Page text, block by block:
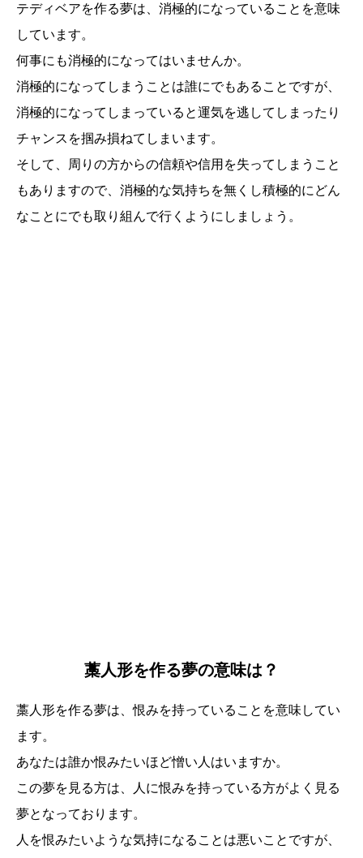
テディベアを作る夢は、消極的になっていることを意味
しています。
何事にも消極的になってはいませんか。
消極的になってしまうことは誰にでもあることですが、
消極的になってしまっていると運気を逃してしまったり
チャンスを掴み損ねてしまいます。
そして、周りの方からの信頼や信用を失ってしまうこと
もありますので、消極的な気持ちを無くし積極的にどん
なことにでも取り組んで行くようにしましょう。
藁人形を作る夢の意味は？
藁人形を作る夢は、恨みを持っていることを意味してい
ます。
あなたは誰か恨みたいほど憎い人はいますか。
この夢を見る方は、人に恨みを持っている方がよく見る
夢となっております。
人を恨みたいような気持になることは悪いことですが、